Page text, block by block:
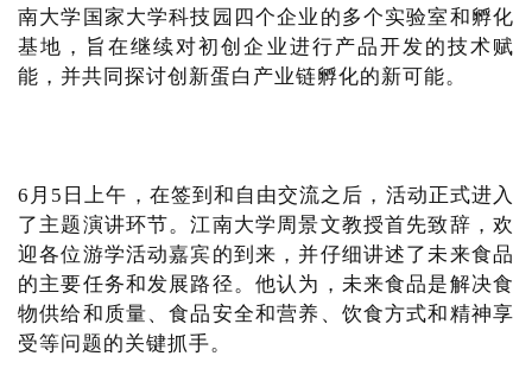
南大学国家大学科技园四个企业的多个实验室和孵化
基地，旨在继续对初创企业进行产品开发的技术赋
能，并共同探讨创新蛋白产业链孵化的新可能。
6月5日上午，在签到和自由交流之后，活动正式进入
了主题演讲环节。江南大学周景文教授首先致辞，欢
迎各位游学活动嘉宾的到来，并仔细讲述了未来食品
的主要任务和发展路径。他认为，未来食品是解决食
物供给和质量、食品安全和营养、饮食方式和精神享
受等问题的关键抓手。